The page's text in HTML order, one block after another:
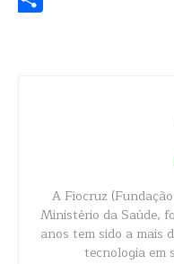
A Fiocruz
Ministério da Saúde,
anos tem sido a mais
tecnologia em